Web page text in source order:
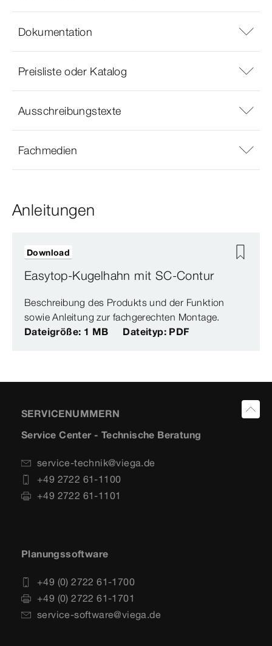
Dokumentation
Preisliste oder Katalog
Ausschreibungstexte
Fachmedien
Anleitungen
Easytop-Kugelhahn mit SC-Contur
Beschreibung des Produkts und der Funktion
sowie Anleitung zur fachgerechten Montage.
Dateigröße: 1 MB
Dateityp: PDF
Download
SERVICENUMMERN
Service Center - Technische Beratung
service-technik@viega.de
+49 2722 61-1100
+49 2722 61-1101
Planungssoftware
+49 (0) 2722 61-1700
+49 (0) 2722 61-1701
service-software@viega.de